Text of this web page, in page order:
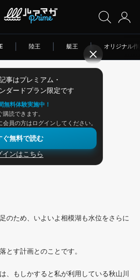
陸王 艇王 | オリジナル
事はプレミアム・
ダードプラン限定です
無料体験実施中！
購読できます。
会員の方はログインしてください。
ぐ無料で読む
インはこちら
報
のため、いよいよ相模湖も水位をさらに
とす計画とのことです。
、もしかすると私が利用している秋山川